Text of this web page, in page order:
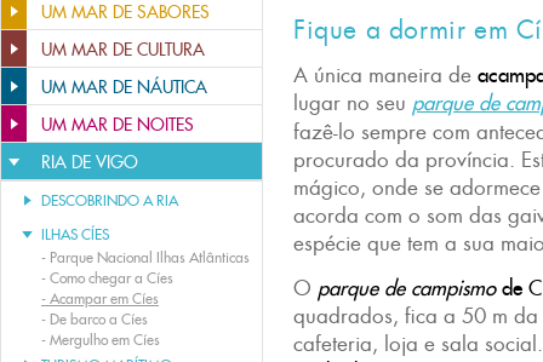
UM MAR DE SABORES
UM MAR DE CULTURA
UM MAR DE NÁUTICA
UM MAR DE NOITES
RIA DE VIGO
DESCOBRINDO A RIA
ILHAS CÍES
- Parque Nacional Ilhas Atlânticas
- Como chegar a Cíes
- Acampar em Cíes
- De barco a Cíes
- Mergulho em Cíes
Fique a dormir em
A única maneira de
lugar no seu parque de
fazê-lo sempre com
procurado da província.
mágico, onde se
acorda com o som das
espécie que tem a sua
O parque de campismode
quadrados, fica a 50 m
cafeteria, loja e sala